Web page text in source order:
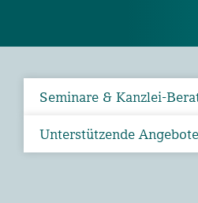
Seminare & Kanzlei-
Unterstützende Angebote